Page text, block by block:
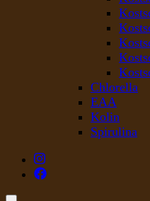
Chlorella
EAA
Kolin
Spirulina